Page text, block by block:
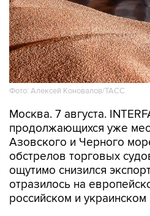
Фото: Алексей Коновалов/ТАСС
Москва. 7 августа.
продолжающихся уже
Азовского и Черного
обстрелов торговых
ощутимо снизился
отразилось на
российском и украинском